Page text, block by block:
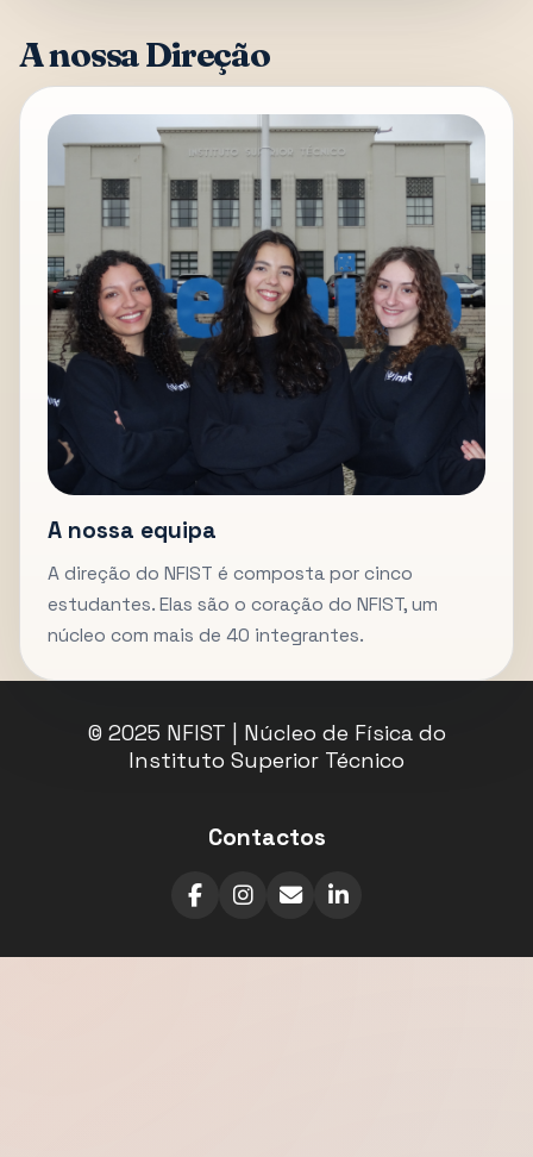
A nossa Direção
A nossa equipa
A direção do NFIST é composta por cinco
estudantes. Elas são o coração do NFIST, um
núcleo com mais de 40 integrantes.
© 2025 NFIST | Núcleo de Física do
Instituto Superior Técnico
Contactos